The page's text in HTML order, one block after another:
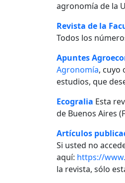
agronomía de la
Revista de la
Todos los
Apuntes
Agronomía, cuyo
estudios, que
Ecogralia Esta
de Buenos Aires
Artículos
Si usted no
aquí: https://
la revista, sólo